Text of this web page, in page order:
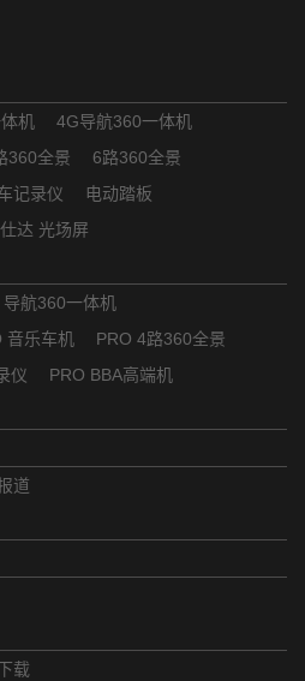
机
4G导航360一体机
360全景
6路360全景
记录仪
电动踏板
达 光场屏
航360一体机
音乐车机
PRO 4路360全景
仪 PRO BBA高端机
道
载